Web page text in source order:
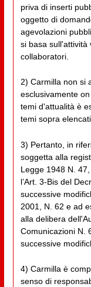
priva di inserti
oggetto di
agevolazioni
si basa sull'attività
collaboratori.
2) Carmilla non si
esclusivamente
temi d'attualità è
temi sopra
3) Pertanto, in
soggetta alla
Legge 1948 N.
l’Art. 3-Bis del
successive
2001, N. 62 e ad
alla delibera
Comunicazioni N.
successive
4) Carmilla è
senso di